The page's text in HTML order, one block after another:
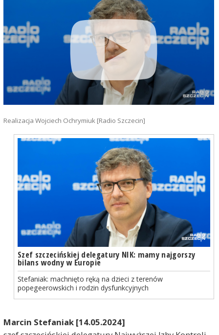
Realizacja Wojciech Ochrymiuk [Radio Szczecin]
Szef szczecińskiej delegatury NIK: mamy najgorszy
bilans wodny w Europie
Stefaniak: machnięto ręką na dzieci z terenów
popegeerowskich i rodzin dysfunkcyjnych
Marcin Stefaniak [14.05.2024]